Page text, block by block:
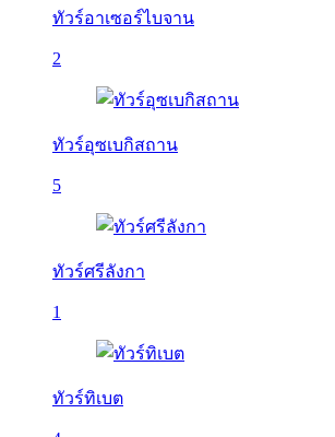
ทัวร์อาเซอร์ไบจาน
2
ทัวร์อุซเบกิสถาน
5
ทัวร์ศรีลังกา
1
ทัวร์ทิเบต